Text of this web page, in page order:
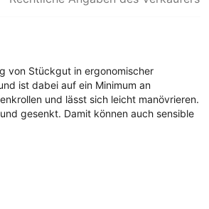
von Stückgut in ergonomischer
ist dabei auf ein Minimum an
und lässt sich leicht manövrieren.
gesenkt. Damit können auch sensible